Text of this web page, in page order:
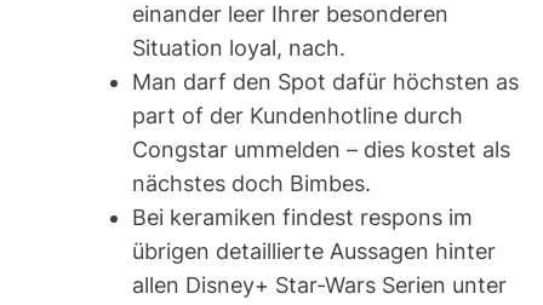
einander leer Ihrer besonderen
Situation loyal, nach.
Man darf den Spot dafür höchsten as
part of der Kundenhotline durch
Congstar ummelden – dies kostet als
nächstes doch Bimbes.
Bei keramiken findest respons im
übrigen detaillierte Aussagen hinter
allen Disney+ Star-Wars Serien unter